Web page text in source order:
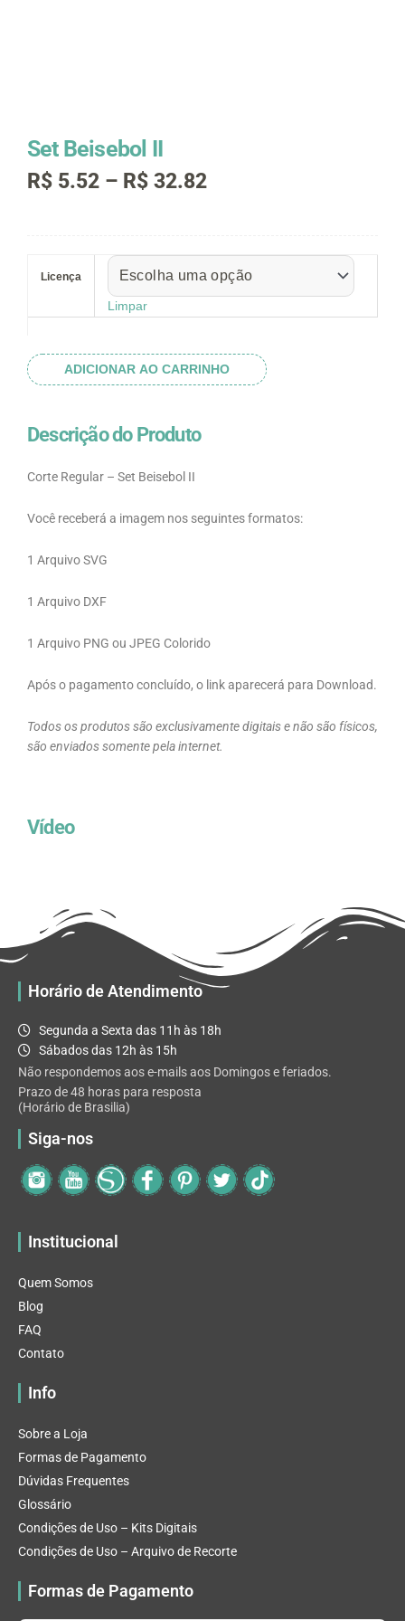
Set Beisebol II
R$ 5.52 – R$ 32.82Faixa
através
R$ 32.82
Licença
Limpar
ADICIONAR AO CARRINHO
Descrição do Produto
Corte Regular – Set Beisebol II
Você receberá a imagem nos seguintes formatos:
1 Arquivo SVG
1 Arquivo DXF
1 Arquivo PNG ou JPEG Colorido
Após o pagamento concluído, o link aparecerá para Download.
Todos os produtos são exclusivamente digitais e não são físicos,
são enviados somente pela internet.
Vídeo
Horário de Atendimento
Segunda a Sexta das 11h às 18h
Sábados das 12h às 15h
Não respondemos aos e-mails aos Domingos e feriados.
Prazo de 48 horas para resposta
(Horário de Brasilia)
Siga-nos
Institucional
Quem Somos
Blog
FAQ
Contato
Info
Sobre a Loja
Formas de Pagamento
Dúvidas Frequentes
Glossário
Condições de Uso – Kits Digitais
Condições de Uso – Arquivo de Recorte
Formas de Pagamento